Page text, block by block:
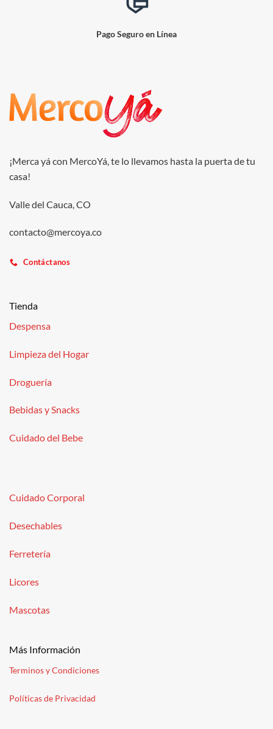
Pago Seguro en Línea
¡Merca yá con MercoYá, te lo llevamos hasta la puerta de tu
casa!
Valle del Cauca, CO
contacto@mercoya.co
Contáctanos
Tienda
Despensa
Limpieza del Hogar
Droguería
Bebidas y Snacks
Cuidado del Bebe
Cuidado Corporal
Desechables
Ferretería
Licores
Mascotas
Más Información
Terminos y Condiciones
Políticas de Privacidad